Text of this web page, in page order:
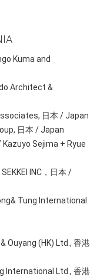
Kuma and
Architect &
日本 / Japan
日本 / Japan
Sejima + Ryue
INC，日本 /
Tung International
Ouyang (HK) Ltd., 香港
International Ltd., 香港